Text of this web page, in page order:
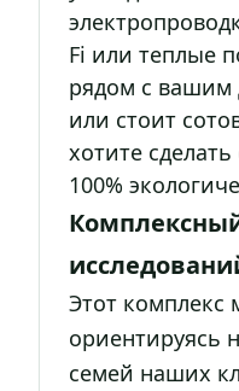
Fi или теплые
рядом с
или стоит
хотите
100%
Этот комплекс
ориентируясь
семей наших